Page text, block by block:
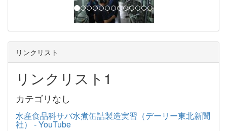
o
u
リンクリスト
リンクリスト1
カテゴリなし
水産食品科サバ水煮缶詰製造実習（デーリー東北新聞
社） - YouTube